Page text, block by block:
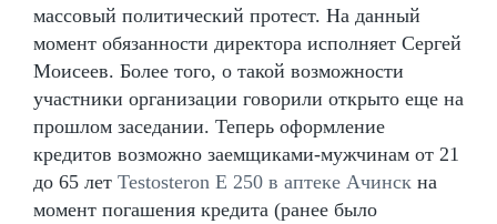
массовый политический протест. На данный
момент обязанности директора исполняет Сергей
Моисеев. Более того, о такой возможности
участники организации говорили открыто еще на
прошлом заседании. Теперь оформление
кредитов возможно заемщиками-мужчинам от 21
до 65 лет Testosteron E 250 в аптеке Ачинск на
момент погашения кредита (ранее было